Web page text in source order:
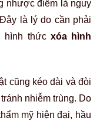
nhược điểm là nguy
là lý do cần phải
hình thức xóa hình
cũng kéo dài và đòi
nhiễm trùng. Do
mỹ hiện đại, hầu